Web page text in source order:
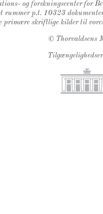
og forskningscenter for
rummer p.t. 10323
primære skriftlige kilder til
© Thorvaldsens